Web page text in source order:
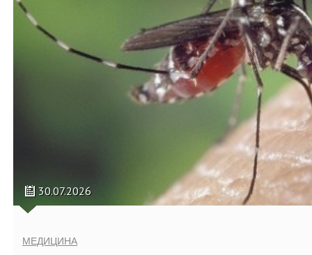
30.07.2026
МЕДИЦИНА